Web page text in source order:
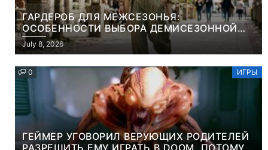
ГАРДЕРОБ ДЛЯ МЕЖСЕЗОНЬЯ:
ОСОБЕННОСТИ ВЫБОРА ДЕМИСЕЗОННОЙ
ПАРКИ И ЭЛЕГАНТНОГО ЖЕНСКОГО ПЛАЩА
July 8, 2026
0 ИГРЫ
ГЕЙМЕР УГОВОРИЛ ВЕРУЮЩИХ РОДИТЕЛЕЙ
РАЗРЕШИТЬ ЕМУ ИГРАТЬ В DOOM, ПОТОМУ